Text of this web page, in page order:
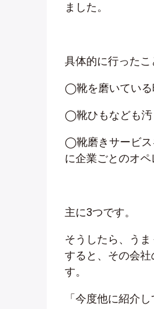
ました。
具体的に行ったこ
◯靴を磨いている
◯靴ひもなども汚
◯靴磨きサービス
に企業ごとのオ
主に3つです。
そうしたら、う
すると、その会
す。
「今度他に紹介し